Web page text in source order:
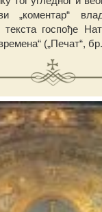
„коментар“
текста госпође
(„Печат“, бр.